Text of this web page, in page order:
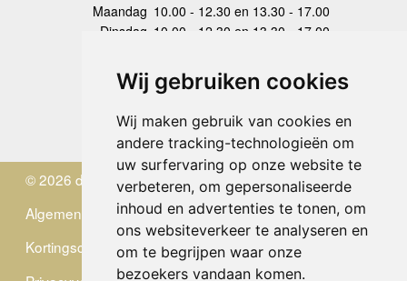
Wij gebruiken cookies
Wij maken gebruik van cookies en
andere tracking-technologieën om
uw surfervaring op onze website te
verbeteren, om gepersonaliseerde
inhoud en advertenties te tonen, om
ons websiteverkeer te analyseren en
om te begrijpen waar onze
bezoekers vandaan komen.
Maandag 10.00 - 12.30 en 13.30 - 17.00
Dinsdag 10.00 - 12.30 en 13.30 - 17.00
Donderdag
10.00 - 12.30 en 13.30 - 17.00
Vrijdag 10.00 - 12.30 en 13.30 - 17.00
Zaterdag
gesloten
Zondag gesloten
© 2026 de Zwerver
Algemene Voorwaarden
Kortingscode